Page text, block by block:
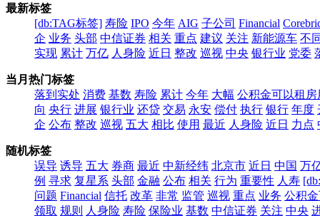
最新标签
[db:TAG标签] 寿险 IPO 今年 AIG 子公司 Financial
企 业务 头部 中信证券 相关 重点 建议 关注 新能源车 不
实现 累计 万亿 人身险 近日 整改 巡视 中央 银行业 党委
当月热门标签
落到实处 消费 基数 寿险 累计 今年 大幅 公积金可以租房
向 央行 进展 银行业 还贷 交易 永安 偿付 执行 银行 年度
企 公布 整改 巡视 五大 相比 使用 最近 人身险 近日 力点
随机标签
误导 诱导 五大 券商 最近 中新经纬 北京市 近日 中国 万
例 寻求 复星系 头部 金融 公布 相关 行为 重要性 人寿
问题 Financial 信托 改革 非常 监管 巡视 重点 业务 公积
领取 规则 人身险 寿险 保险业 基数 中信证券 关注 中央